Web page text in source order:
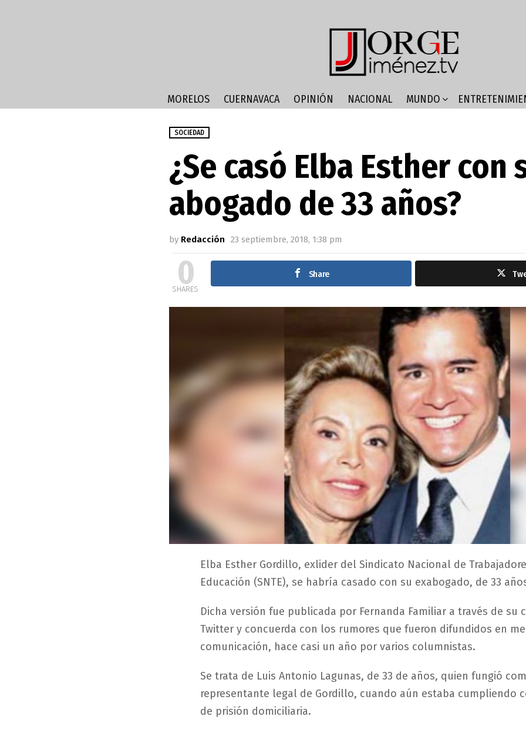
MORELOS CUERNAVACA OPINIÓN NACIONAL MUNDO
SOCIEDAD
¿Se casó Elba Esther con
abogado de 33 años?
by Redacción 23 septiembre, 2018, 1:38 pm
0
SHARES
Share
Elba Esther Gordillo, exlider del Sindicato Nacional de
Educación (SNTE), se habría casado con su exabogado, de 33
Dicha versión fue publicada por Fernanda Familiar a través de su
Twitter y concuerda con los rumores que fueron difundidos en
comunicación, hace casi un año por varios columnistas.
Se trata de Luis Antonio Lagunas, de 33 de años, quien fungió
representante legal de Gordillo, cuando aún estaba cumpliendo
de prisión domiciliaria.